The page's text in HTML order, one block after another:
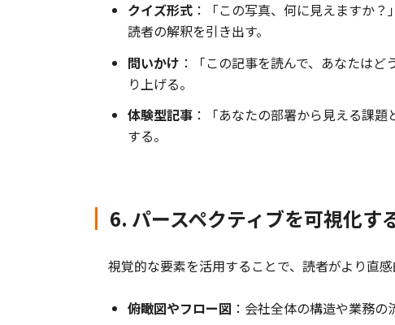
クイズ形式 ：「この写真、何に見えますか？
読者の解釈を引き出す。
問いかけ ：「この記事を読んで、あなたは
り上げる。
体験型記事 ：「あなたの部署から見える課
する。
6. パースペクティブを可視化す
視覚的な要素を活用することで、読者がより直
俯瞰図やフロー図 ：会社全体の構造や業務の